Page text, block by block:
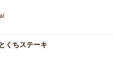
くちステーキ